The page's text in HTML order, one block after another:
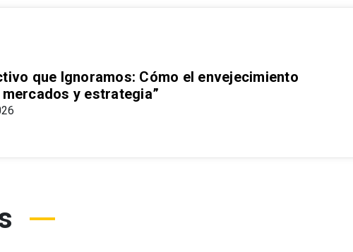
que Ignoramos: Cómo el envejecimiento
y estrategia”